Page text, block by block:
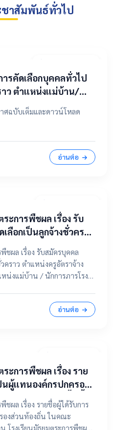
ชาสัมพันธ์ทั่วไป
รคัดเลือกบุคคลทั่วไป
าว ตำแหน่งแม่บ้าน/
ศฉบับเต็มและดาวน์โหลด
อ่านต่อ
ะการพืชผล เรื่อง รับ
อกเป็นลูกจ้างชั่วคราว
เอกภาษาอังกฤษ และ
ภารโรง
ชผล เรื่อง รับสมัครบุคคล
คราว ตำแหน่งครูอัตราจ้าง
น่งแม่บ้าน / นักการภารโรง
อ่านต่อ
ะการพืชผล เรื่อง ราย
นผู้แทนองค์กรปกครอง
การสถานศึกษาขั้นพื้น
ชผล เรื่อง รายชื่อผู้ได้รับการ
องส่วนท้องถิ่น ในคณะ
โรงเรียนมัธยมตระการพืชผล